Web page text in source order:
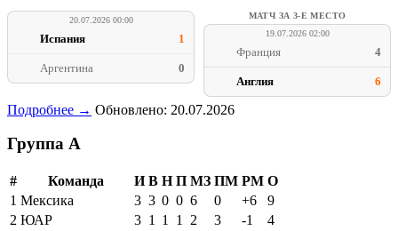
20.07.2026 00:00
Испания 1
Аргентина 0
МАТЧ ЗА 3-Е МЕСТО
19.07.2026 02:00
Франция 4
Англия 6
Подробнее → Обновлено: 20.07.2026
Группа A
# Команда И В Н П МЗ ПМ РМ О
1 Мексика 3 3 0 0 6 0 +6
9
2 ЮАР 3 1 1 1 2 3 -1
4